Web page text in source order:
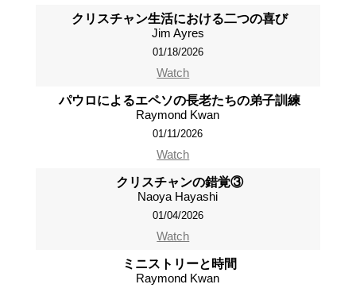
クリスチャン生活における二つの喜び
Jim Ayres
01/18/2026
Watch
パウロによるエペソの長老たちの弟子訓練
Raymond Kwan
01/11/2026
Watch
クリスチャンの錯覚③
Naoya Hayashi
01/04/2026
Watch
ミニストリーと時間
Raymond Kwan